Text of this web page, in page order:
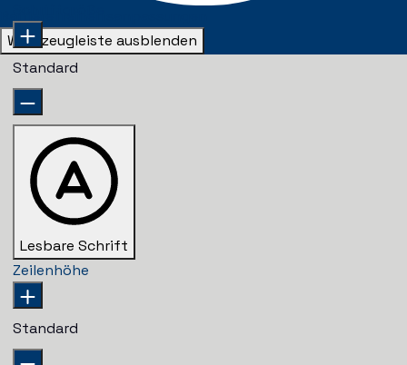
Barrierefreiheitsanpassungen
Werkzeugleiste ausblenden
Standard
Lesbare Schrift
Zeilenhöhe
Standard